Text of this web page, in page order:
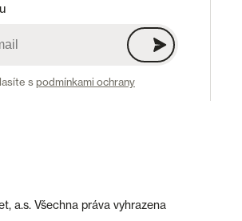
spodmínkami ochrany
a.s. Všechna práva vyhrazena